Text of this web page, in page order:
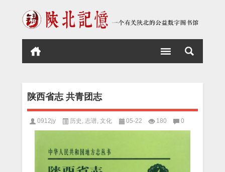
陕西省志 共青团志
0912jy 历史 志谱 文化 05-22 180 0